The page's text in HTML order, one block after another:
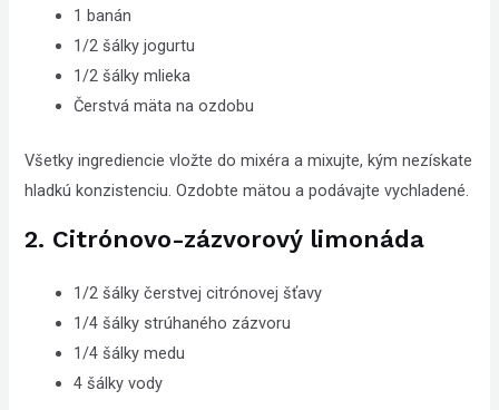
1 banán
1/2 šálky jogurtu
1/2 šálky mlieka
Čerstvá mäta na ozdobu
Všetky ingrediencie vložte do mixéra a mixujte, kým nezískate
hladkú konzistenciu. Ozdobte mätou a podávajte vychladené.
2. Citrónovo-zázvorový limonáda
1/2 šálky čerstvej citrónovej šťavy
1/4 šálky strúhaného zázvoru
1/4 šálky medu
4 šálky vody